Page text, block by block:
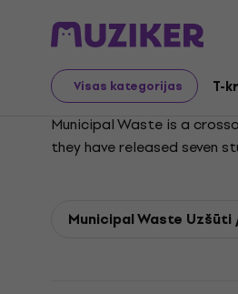
Visas kategorijas T-
Municipal Waste
Municipal Waste is a
they have released seven
Municipal Waste